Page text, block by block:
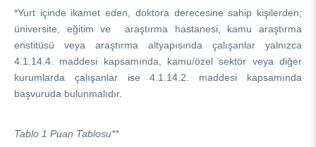
*Yurt içinde ikamet eden, doktora derecesine sahip kişilerden;
üniversite, eğitim ve araştırma hastanesi, kamu araştırma
enstitüsü veya araştırma altyapısında çalışanlar yalnızca
4.1.14.4. maddesi kapsamında, kamu/özel sektör veya diğer
kurumlarda çalışanlar ise 4.1.14.2. maddesi kapsamında
başvuruda bulunmalıdır.
Tablo 1 Puan Tablosu**